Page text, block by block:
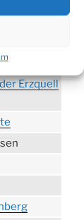
Erzquell